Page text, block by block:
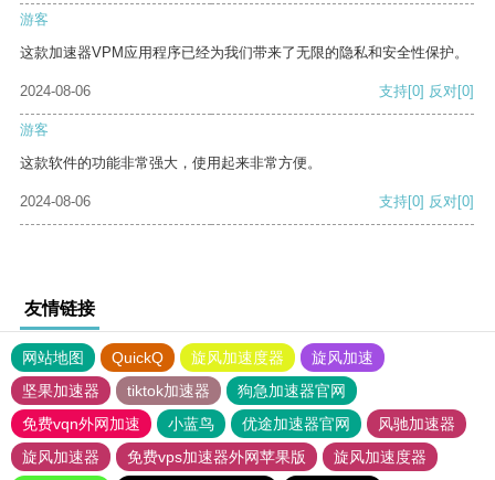
游客
这款加速器VPM应用程序已经为我们带来了无限的隐私和安全性保护。
2024-08-06 支持[0] 反对[0]
游客
这款软件的功能非常强大，使用起来非常方便。
2024-08-06 支持[0] 反对[0]
友情链接
网站地图 QuickQ 旋风加速度器
旋风加速
坚果加速器
tiktok加速器
狗急加速器官网
免费vqn外网加速
小蓝鸟 优途加速器官网
风驰加速器
旋风加速器
免费vps加速器外网苹果版
旋风加速度器